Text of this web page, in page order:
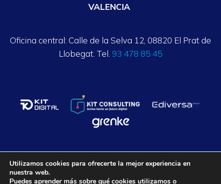
VALENCIA
Oficina central: Calle de la Selva 12, 08820 El Prat de
Llobegat. Tel. 93 478 85 45
Axalpha Consulting ©
Utilizamos cookies para ofrecerte la mejor experiencia en
nuestra web.
Puedes aprender más sobre qué cookies utilizamos o